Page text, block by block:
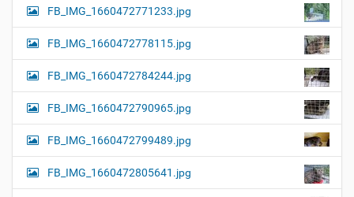
FB_IMG_1660472771233.jpg
FB_IMG_1660472778115.jpg
FB_IMG_1660472784244.jpg
FB_IMG_1660472790965.jpg
FB_IMG_1660472799489.jpg
FB_IMG_1660472805641.jpg